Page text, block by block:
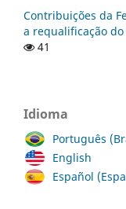
Contribuições da
a requalificação
41
Idioma
Português
English
Español